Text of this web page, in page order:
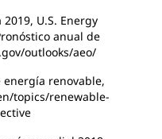
U.S. Energy
anual de
outlooks/aeo/
energía renovable,
topics/renewable-